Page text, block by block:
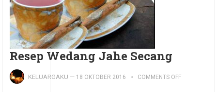
Resep Wedang Jahe Secang
KELUARGAKU — 18 OKTOBER 2016 COMMENTS OFF